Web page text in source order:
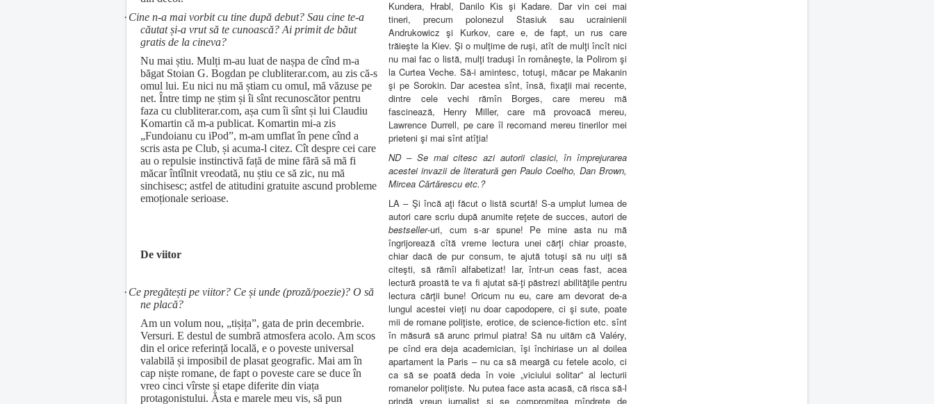
· Cine n-a mai vorbit cu tine după debut? Sau cine te-a
căutat și-a vrut să te cunoască? Ai primit de băut
gratis de la cineva?
Nu mai știu. Mulți m-au luat de nașpa de cînd m-a
băgat Stoian G. Bogdan pe clubliterar.com, au zis că-s
omul lui. Eu nici nu mă știam cu omul, mă văzuse pe
net. Între timp ne știm și îi sînt recunoscător pentru
faza cu clubliterar.com, așa cum îi sînt și lui Claudiu
Komartin că m-a publicat. Komartin mi-a zis
„Fundoianu cu iPod”, m-am umflat în pene cînd a
scris asta pe Club, și acuma-l citez. Cît despre cei care
au o repulsie instinctivă față de mine fără să mă fi
măcar întîlnit vreodată, nu știu ce să zic, nu mă
sinchisesc; astfel de atitudini gratuite ascund probleme
emoționale serioase.
De viitor
· Ce pregătești pe viitor? Ce și unde (proză/poezie)? O să
ne placă?
Am un volum nou, „tișița”, gata de prin decembrie.
Versuri. E destul de sumbră atmosfera acolo. Am scos
din el orice referință locală, e o poveste universal
valabilă și imposibil de plasat geografic. Mai am în
cap niște romane, de fapt o poveste care se duce în
vreo cinci vîrste și etape diferite din viața
protagonistului. Ăsta e marele meu vis, să pun
Kundera, Hrabl, Danilo Kis şi Kadare. Dar vin cei mai
tineri, precum polonezul Stasiuk sau ucrainienii
Andrukowicz şi Kurkov, care e, de fapt, un rus care
trăieşte la Kiev. Şi o mulţime de ruşi, atît de mulţi încît nici
nu mai fac o listă, mulţi traduşi în româneşte, la Polirom şi
la Curtea Veche. Să-i amintesc, totuşi, măcar pe Makanin
şi pe Sorokin. Dar acestea sînt, însă, fixaţii mai recente,
dintre cele vechi rămîn Borges, care mereu mă
fascinează, Henry Miller, care mă provoacă mereu,
Lawrence Durrell, pe care îl recomand mereu tinerilor mei
prieteni şi mai sînt atîţia!
ND – Se mai citesc azi autorii clasici, în împrejurarea
acestei invazii de literatură gen Paulo Coelho, Dan Brown,
Mircea Cărtărescu etc.?
LA – Şi încă aţi făcut o listă scurtă! S-a umplut lumea de
autori care scriu după anumite reţete de succes, autori de
bestseller-uri, cum s-ar spune! Pe mine asta nu mă
îngrijorează cîtă vreme lectura unei cărţi chiar proaste,
chiar dacă de pur consum, te ajută totuşi să nu uiţi să
citeşti, să rămîi alfabetizat! Iar, într-un ceas fast, acea
lectură proastă te va fi ajutat să-ţi păstrezi abilităţile pentru
lectura cărţii bune! Oricum nu eu, care am devorat de-a
lungul acestei vieţi nu doar capodopere, ci şi sute, poate
mii de romane poliţiste, erotice, de science-fiction etc. sînt
în măsură să arunc primul piatra! Să nu uităm că Valéry,
pe cînd era deja academician, îşi închiriase un al doilea
apartament la Paris – nu ca să meargă cu fetele acolo, ci
ca să se poată deda în voie „viciului solitar” al lecturii
romanelor poliţiste. Nu putea face asta acasă, că risca să-l
prindă vreun jurnalist şi se compromitea mîndreţe de